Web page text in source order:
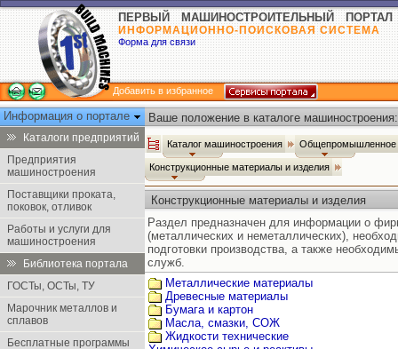
ПЕРВЫЙ МАШИНОСТРОИТЕЛЬНЫЙ ПОРТАЛ
ИНФОРМАЦИОННО-ПОИСКОВАЯ СИСТЕМА
Форма для связи
Добавить в избранное
Информация о портале
Каталоги предприятий
Предприятия
машиностроения
Поставщики проката,
поковок, отливок
Работы и услуги для
машиностроения
Библиотека портала
ГОСТы, ОСТы, ТУ
Марочник металлов и
сплавов
Бесплатные программы
Ваше положение в каталоге машиностроения:
Каталог машиностроения Общепромышленное
Конструкционные материалы и изделия
Конструкционные материалы и изделия
Раздел предназначен для информации о
(металлических и неметаллических),
подготовки производства, а также
служб.
Металлические материалы
Древесные материалы
Бумага и картон
Масла, смазки, СОЖ
Жидкости технические